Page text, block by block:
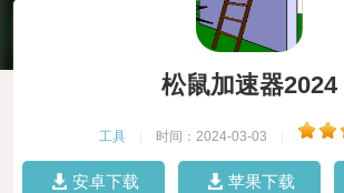
松鼠加速器2024
工具 时间：2024-03-03
安卓下载 苹果下载